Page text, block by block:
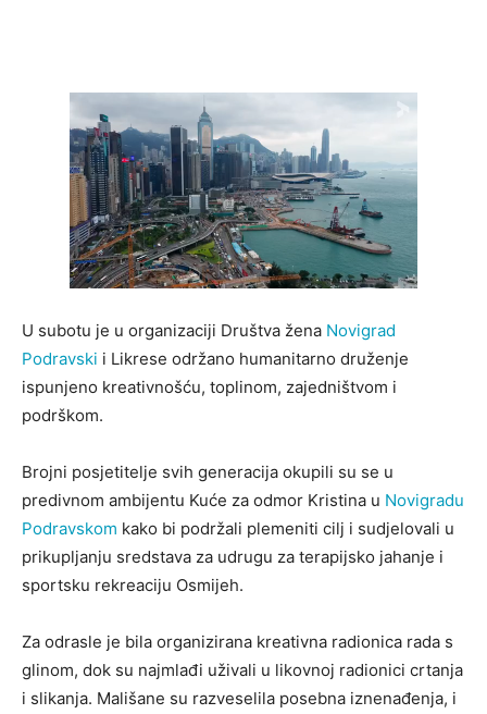
U subotu je u organizaciji Društva žena Novigrad
Podravski i Likrese održano humanitarno druženje
ispunjeno kreativnošću, toplinom, zajedništvom i
podrškom.
Brojni posjetitelje svih generacija okupili su se u
predivnom ambijentu Kuće za odmor Kristina u Novigradu
Podravskom kako bi podržali plemeniti cilj i sudjelovali u
prikupljanju sredstava za udrugu za terapijsko jahanje i
sportsku rekreaciju Osmijeh.
Za odrasle je bila organizirana kreativna radionica rada s
glinom, dok su najmlađi uživali u likovnoj radionici crtanja
i slikanja. Mališane su razveselila posebna iznenađenja, i